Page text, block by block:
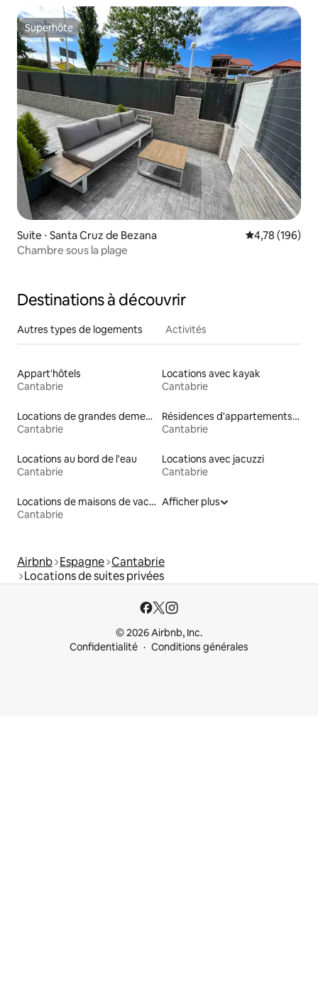
Superhôte
Superhôte
Suite ⋅ Santa Cruz de Bezana Évaluation
4,78 (196)
Chambre sous la plage
Destinations à découvrir
Autres types de logements Activités
Appart'hôtels
Cantabrie
Locations avec kayak
Cantabrie
Locations de grandes demeures
Cantabrie
Résidences d'appartements en location
Cantabrie
Locations au bord de l'eau
Cantabrie
Locations avec jacuzzi
Cantabrie
Locations de maisons de vacances
Cantabrie
Afficher plus
Airbnb Espagne Cantabrie
Locations de suites privées
© 2026 Airbnb, Inc.
Confidentialité
Conditions générales